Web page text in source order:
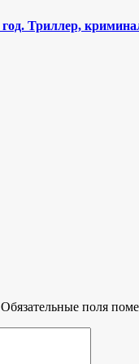
Триллер,
Обязательные поля